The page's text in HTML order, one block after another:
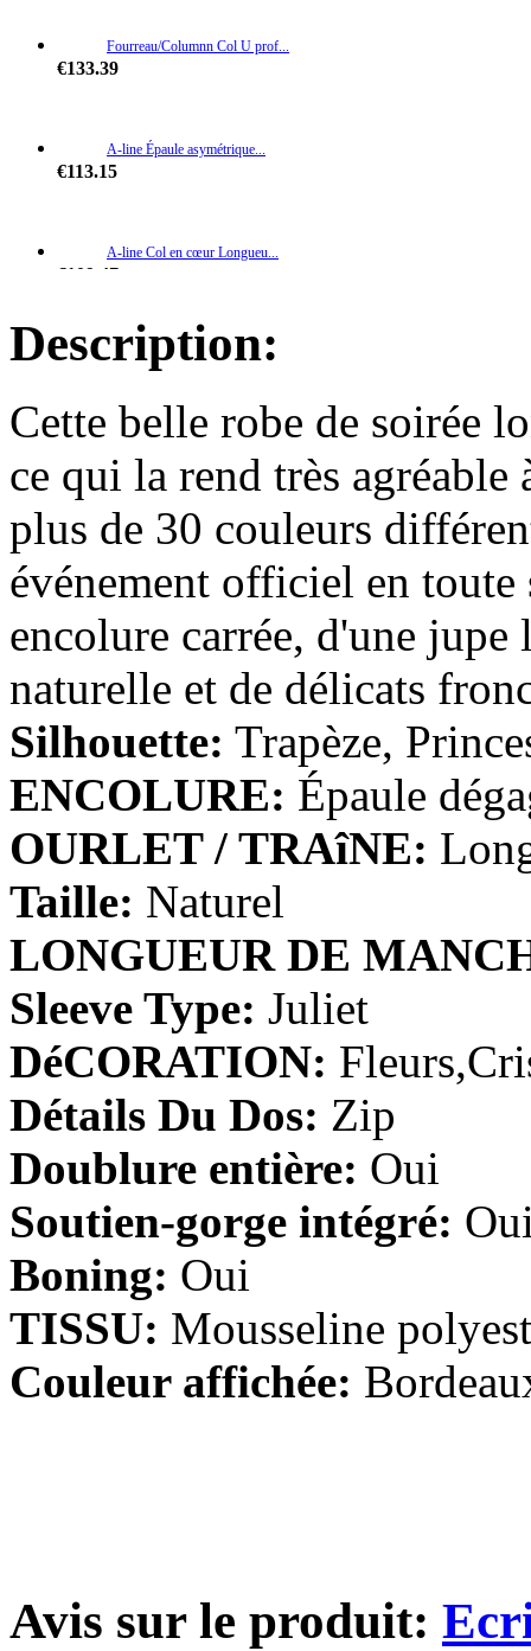
Fourreau/Columnn Col U prof...
€133.39
A-line Épaule asymétrique...
€113.15
A-line Col en cœur Longueu...
€109.47
A-line Épaule dégagée Lo...
A-line Col en V Longueur ra...
€119.59
Fourreau/Column Épaule asy...
A-line Col bateau Longueur ...
A-line Col en cœur Longueu...
€107.63
Trapèze Mousseline polyest...
€103.95
€73.59
Fourreau Mousseline polyest...
€103.03
Fourreau Spaghetti Avec bre...
A-line Col en V Longueur ra...
€147.19
Sirène Mousseline polyeste...
€110.39
Trapèze Col en cœur Avec ...
€97.51
Description:
Cette belle robe de soirée
ce qui la rend très
plus de 30 couleurs
événement officiel en toute
encolure carrée, d'une jupe
naturelle et de délicats
Silhouette: Trapèze,
ENCOLURE: Épaule
OURLET / TRAîNE:
Taille: Naturel
LONGUEUR DE
Sleeve Type: Juliet
DéCORATION:
Détails Du Dos: Zip
Doublure entière: Oui
Soutien-gorge intégré:
Boning: Oui
TISSU: Mousseline
Couleur affichée:
Avis sur le produit: